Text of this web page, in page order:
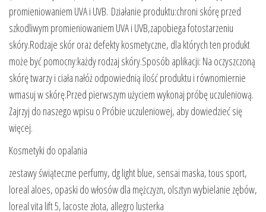
promieniowaniem UVA i UVB. Działanie produktu:chroni skórę przed
szkodliwym promieniowaniem UVA i UVB,zapobiega fotostarzeniu
skóry.Rodzaje skór oraz defekty kosmetyczne, dla których ten produkt
może być pomocny:każdy rodzaj skóry.Sposób aplikacji: Na oczyszczoną
skórę twarzy i ciała nałóż odpowiednią ilość produktu i równomiernie
wmasuj w skórę.Przed pierwszym użyciem wykonaj próbę uczuleniową.
Zajrzyj do naszego wpisu o Próbie uczuleniowej, aby dowiedzieć się
więcej.
Kosmetyki do opalania
zestawy świąteczne perfumy, dg light blue, sensai maska, tous sport,
loreal aloes, opaski do włosów dla mężczyzn, olsztyn wybielanie zębów,
loreal vita lift 5, lacoste złota, allegro lusterka